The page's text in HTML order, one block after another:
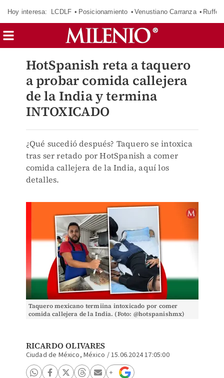
Hoy interesa: LCDLF Posicionamiento Venustiano Carranza Ruffo
HotSpanish reta a taquero
a probar comida callejera
de la India y termina
INTOXICADO
¿Qué sucedió después? Taquero se intoxica
tras ser retado por HotSpanish a comer
comida callejera de la India, aquí los
detalles.
Taquero mexicano termiina intoxicado por comer
comida callejera de la India. (Foto: @hotspanishmx)
RICARDO OLIVARES
Ciudad de México, México /15.06.2024 17:05:00